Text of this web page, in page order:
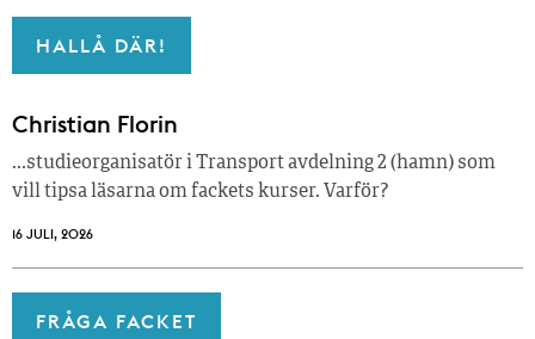
HALLÅ DÄR!
Christian Florin
…studieorganisatör i Transport avdelning 2 (hamn) som
vill tipsa läsarna om fackets kurser. Varför?
16 JULI, 2026
FRÅGA FACKET